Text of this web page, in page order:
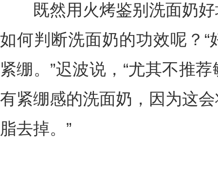
既然用火烤鉴别洗面奶好
如何判断洗面奶的功效呢？
紧绷。”迟波说，“尤其不推
有紧绷感的洗面奶，因为这
脂去掉。”